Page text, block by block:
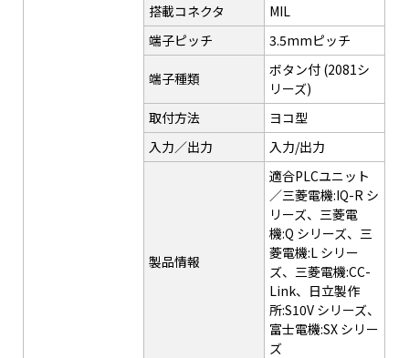
搭載コネクタ
MIL
端子ピッチ
3.5mmピッチ
端子種類
ボタン付 (2081シ
リーズ)
取付方法
ヨコ型
入力／出力
入力/出力
製品情報
適合PLCユニット
／三菱電機:IQ-R シ
リーズ、三菱電
機:Q シリーズ、三
菱電機:L シリー
ズ、三菱電機:CC-
Link、日立製作
所:S10V シリーズ、
富士電機:SX シリー
ズ